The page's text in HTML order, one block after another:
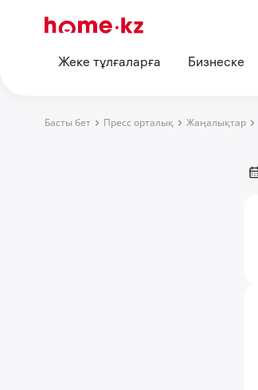
Жеке тұлғаларға Бизнеске
Басты бет Пресс орталық Жаңалықтар